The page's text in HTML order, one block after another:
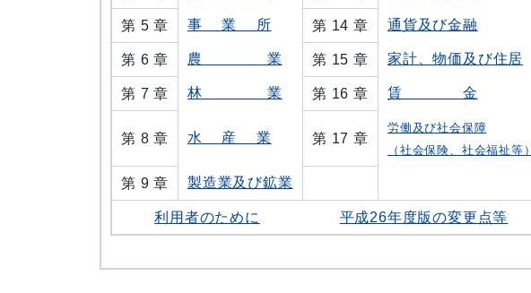
第 5 章 事 業 所 第 14 章 通貨及び金融
第 6 章 農 業 第 15 章 家計、物価及び住居
第 7 章 林 業 第 16 章 賃 金
第 8 章 水 産 業 第 17 章
労働及び社会保障
（社会保険、社会福祉等）
第 9 章 製造業及び鉱業
利用者のために 平成26年度版の変更点等